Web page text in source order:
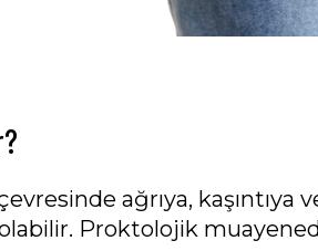
ağrıya, kaşıntıya
Proktolojik